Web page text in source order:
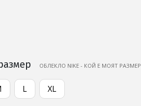
ОБЛЕКЛО NIKE - КОЙ Е МОЯТ РАЗМЕР
L XL